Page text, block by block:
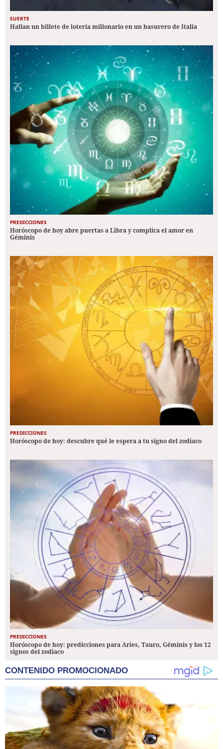
SUERTE
Hallan un billete de lotería millonario en un basurero de Italia
PREDICCIONES
Horóscopo de hoy abre puertas a Libra y complica el amor en
Géminis
PREDICCIONES
Horóscopo de hoy: descubre qué le espera a tu signo del zodiaco
PREDICCIONES
Horóscopo de hoy: predicciones para Aries, Tauro, Géminis y los 12
signos del zodiaco
CONTENIDO PROMOCIONADO